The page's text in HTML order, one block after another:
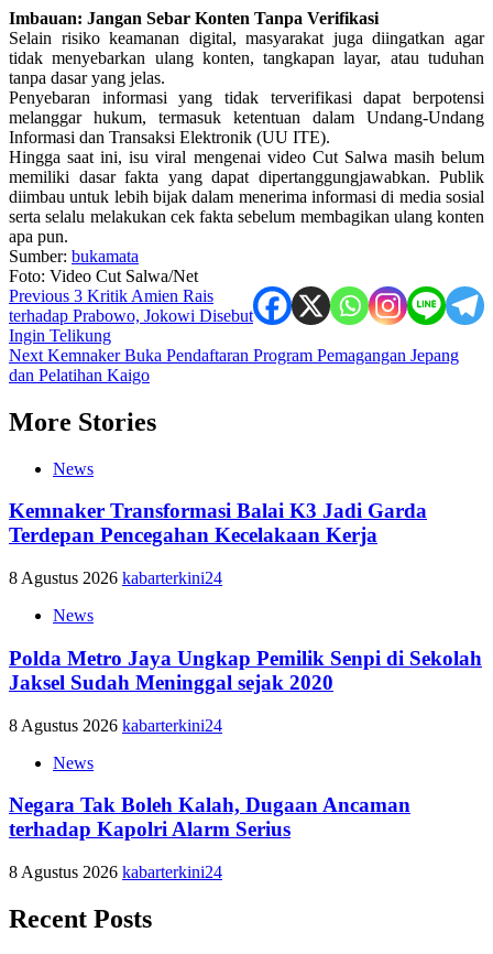
Imbauan: Jangan Sebar Konten Tanpa Verifikasi
Selain risiko keamanan digital, masyarakat juga diingatkan agar
tidak menyebarkan ulang konten, tangkapan layar, atau tuduhan
tanpa dasar yang jelas.
Penyebaran informasi yang tidak terverifikasi dapat berpotensi
melanggar hukum, termasuk ketentuan dalam Undang-Undang
Informasi dan Transaksi Elektronik (UU ITE).
Hingga saat ini, isu viral mengenai video Cut Salwa masih belum
memiliki dasar fakta yang dapat dipertanggungjawabkan. Publik
diimbau untuk lebih bijak dalam menerima informasi di media sosial
serta selalu melakukan cek fakta sebelum membagikan ulang konten
apa pun.
Sumber: bukamata
Foto: Video Cut Salwa/Net
Post
navigation
Previous 3 Kritik Amien Rais
terhadap Prabowo, Jokowi Disebut
Ingin Telikung
Next Kemnaker Buka Pendaftaran Program Pemagangan Jepang
dan Pelatihan Kaigo
More Stories
News
Kemnaker Transformasi Balai K3 Jadi Garda
Terdepan Pencegahan Kecelakaan Kerja
8 Agustus 2026 kabarterkini24
News
Polda Metro Jaya Ungkap Pemilik Senpi di Sekolah
Jaksel Sudah Meninggal sejak 2020
8 Agustus 2026 kabarterkini24
News
Negara Tak Boleh Kalah, Dugaan Ancaman
terhadap Kapolri Alarm Serius
8 Agustus 2026 kabarterkini24
Recent Posts